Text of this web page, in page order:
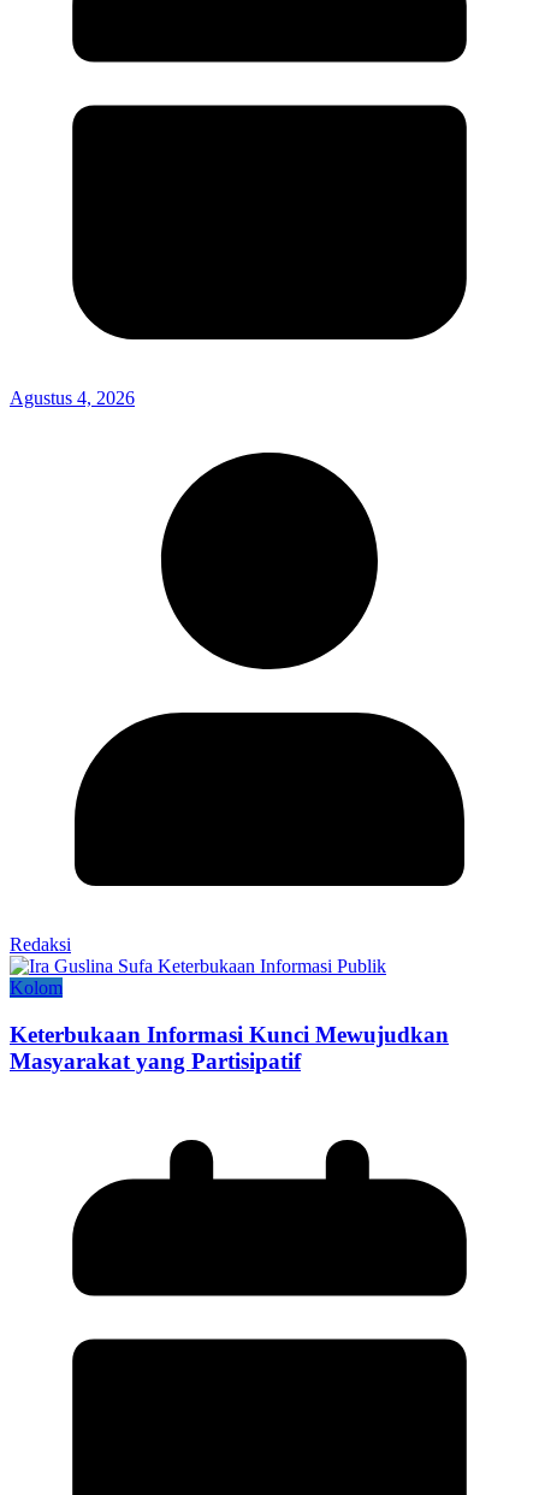
Agustus 4, 2026
Redaksi
Kolom
Keterbukaan Informasi Kunci Mewujudkan
Masyarakat yang Partisipatif